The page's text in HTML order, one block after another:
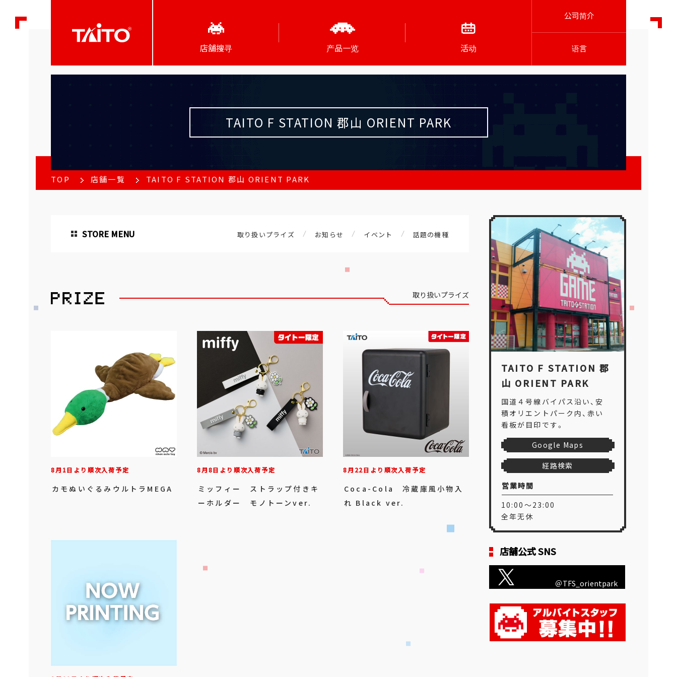
店舖搜寻 产品一览 活动
公司简介
语言
TAITO F STATION 郡山 ORIENT PARK
TOP 店舗一覧 TAITO F STATION 郡山 ORIENT PARK
STORE MENU 取り扱いプライズ お知らせ イベント 話題の機種
取り扱いプライズ
8月1日より順次入荷予定
カモぬいぐるみウルトラMEGA
8月8日より順次入荷予定
ミッフィー ストラップ付きキ
ーホルダー モノトーンver.
8月22日より順次入荷予定
Coca-Cola 冷蔵庫風小物入
れ Black ver.
TAITO F STATION 郡
山 ORIENT PARK
国道４号線バイパス沿い、安
積オリエントパーク内、赤い
看板が目印です。
Google Maps
経路検索
営業時間
10:00～23:00
全年无休
店舗公式 SNS
＠TFS_orientpark